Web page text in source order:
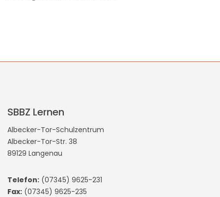
SBBZ Lernen
Albecker-Tor-Schulzentrum
Albecker-Tor-Str. 38
89129 Langenau
Telefon: (07345) 9625-231
Fax: (07345) 9625-235